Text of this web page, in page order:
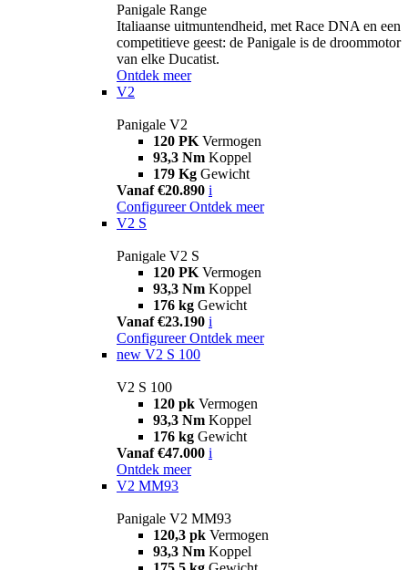
Panigale Range
Italiaanse uitmuntendheid, met Race DNA en een
competitieve geest: de Panigale is de droommotor
van elke Ducatist.
Ontdek meer
V2
Panigale V2
120 PK Vermogen
93,3 Nm Koppel
179 Kg Gewicht
Vanaf €20.890 i
Configureer Ontdek meer
V2 S
Panigale V2 S
120 PK Vermogen
93,3 Nm Koppel
176 kg Gewicht
Vanaf €23.190 i
Configureer Ontdek meer
new V2 S 100
V2 S 100
120 pk Vermogen
93,3 Nm Koppel
176 kg Gewicht
Vanaf €47.000 i
Ontdek meer
V2 MM93
Panigale V2 MM93
120,3 pk Vermogen
93,3 Nm Koppel